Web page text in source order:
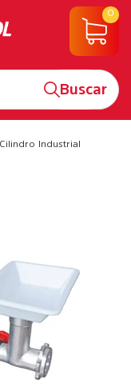
Buscar
0
Cilindro Industrial